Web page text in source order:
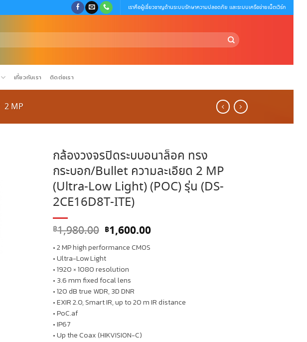
เราคือผู้เชี่ยวชาญด้านระบบรักษาความปลอดภัย และระบบเครือข่ายเน็ตเวิร์ก
เกี่ยวกับเรา ติดต่อเรา
2 MP
กล้องวงจรปิดระบบอนาล็อค ทรง
กระบอก/Bullet ความละเอียด 2 MP
(Ultra-Low Light) (POC) รุ่น (DS-
2CE16D8T-ITE)
฿1,980.00 Original
was:
฿1,980.00.
฿1,600.00Current
• 2 MP high performance CMOS
• Ultra-Low Light
• 1920 × 1080 resolution
• 3.6 mm fixed focal lens
• 120 dB true WDR, 3D DNR
• EXIR 2.0, Smart IR, up to 20 m IR distance
• PoC.af
• IP67
• Up the Coax (HIKVISION-C)